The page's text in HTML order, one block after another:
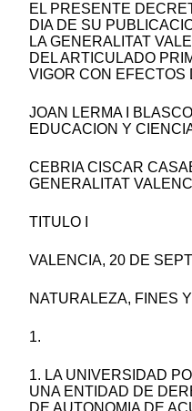
EL PRESENTE
DIA DE SU
LA GENERALITAT
DEL ARTICULADO
VIGOR CON EFECTOS
JOAN LERMA I
EDUCACION Y
CEBRIA CISCAR
GENERALITAT
TITULO I
VALENCIA, 20 DE
NATURALEZA, FINES
1.
1. LA UNIVERSIDAD
UNA ENTIDAD DE